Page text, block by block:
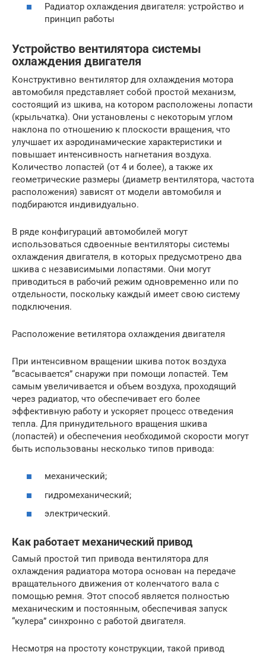
Радиатор охлаждения двигателя: устройство и
принцип работы
Устройство вентилятора системы
охлаждения двигателя
Конструктивно вентилятор для охлаждения мотора
автомобиля представляет собой простой механизм,
состоящий из шкива, на котором расположены лопасти
(крыльчатка). Они установлены с некоторым углом
наклона по отношению к плоскости вращения, что
улучшает их аэродинамические характеристики и
повышает интенсивность нагнетания воздуха.
Количество лопастей (от 4 и более), а также их
геометрические размеры (диаметр вентилятора, частота
расположения) зависят от модели автомобиля и
подбираются индивидуально.
В ряде конфигураций автомобилей могут
использоваться сдвоенные вентиляторы системы
охлаждения двигателя, в которых предусмотрено два
шкива с независимыми лопастями. Они могут
приводиться в рабочий режим одновременно или по
отдельности, поскольку каждый имеет свою систему
подключения.
Расположение ветилятора охлаждения двигателя
При интенсивном вращении шкива поток воздуха
“всасывается” снаружи при помощи лопастей. Тем
самым увеличивается и объем воздуха, проходящий
через радиатор, что обеспечивает его более
эффективную работу и ускоряет процесс отведения
тепла. Для принудительного вращения шкива
(лопастей) и обеспечения необходимой скорости могут
быть использованы несколько типов привода:
механический;
гидромеханический;
электрический.
Как работает механический привод
Самый простой тип привода вентилятора для
охлаждения радиатора мотора основан на передаче
вращательного движения от коленчатого вала с
помощью ремня. Этот способ является полностью
механическим и постоянным, обеспечивая запуск
“кулера” синхронно с работой двигателя.
Несмотря на простоту конструкции, такой привод